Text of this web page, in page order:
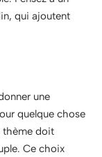
qui ajoutent
une
quelque chose
thème doit
Ce choix